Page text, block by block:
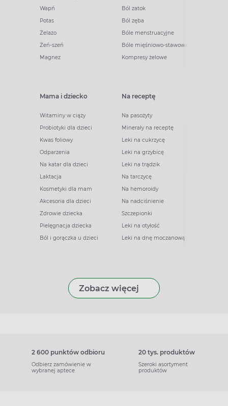
Wapń
Potas
Żelazo
Żeń-szeń
Magnez
Ból zatok
Ból zęba
Bóle menstruacyjne
Bóle mięśniowo-stawowe
Kompresy żelowe
Mama i dziecko
Witaminy w ciąży
Probiotyki dla dzieci
Kwas foliowy
Odparzenia
Na katar dla dzieci
Laktacja
Kosmetyki dla mam
Akcesoria dla dzieci
Zdrowie dziecka
Pielęgnacja dziecka
Ból i gorączka u dzieci
Na receptę
Na pasożyty
Minerały na receptę
Leki na cukrzycę
Leki na grzybicę
Leki na trądzik
Na tarczycę
Na hemoroidy
Na nadciśnienie
Szczepionki
Leki na otyłość
Leki na dnę moczanową
Zobacz więcej
2 600 punktów odbioru
Odbierz zamówienie w
wybranej aptece
20 tys. produktów
Szeroki asortyment
produktów